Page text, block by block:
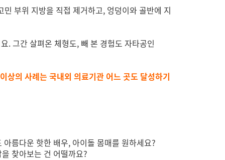
부위 지방을 직접 제거하고, 엉덩이와 골반에 지
. 그간 살펴온 체형도, 빼 본 경험도 자타공인
상의 사례는 국내외 의료기관 어느 곳도 달성하기
름다운 핫한 배우, 아이돌 몸매를 원하세요?
찾아보는 건 어떨까요?